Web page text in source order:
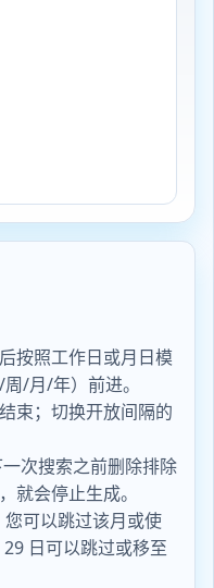
to 2026-08-31)
07 2026-08-10 2026-
date/recurrence-
按照工作日或月日模
/月/年）前进。
束；切换开放间隔的
次搜索之前删除排除
就会停止生成。
可以跳过该月或使
日可以跳过或移至